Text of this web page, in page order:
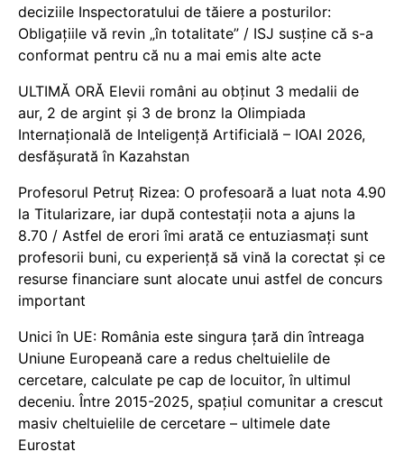
deciziile Inspectoratului de tăiere a posturilor:
Obligațiile vă revin „în totalitate” / ISJ susține că s-a
conformat pentru că nu a mai emis alte acte
ULTIMĂ ORĂ Elevii români au obținut 3 medalii de
aur, 2 de argint și 3 de bronz la Olimpiada
Internațională de Inteligență Artificială – IOAI 2026,
desfășurată în Kazahstan
Profesorul Petruț Rizea: O profesoară a luat nota 4.90
la Titularizare, iar după contestații nota a ajuns la
8.70 / Astfel de erori îmi arată ce entuziasmați sunt
profesorii buni, cu experiență să vină la corectat și ce
resurse financiare sunt alocate unui astfel de concurs
important
Unici în UE: România este singura țară din întreaga
Uniune Europeană care a redus cheltuielile de
cercetare, calculate pe cap de locuitor, în ultimul
deceniu. Între 2015-2025, spațiul comunitar a crescut
masiv cheltuielile de cercetare – ultimele date
Eurostat